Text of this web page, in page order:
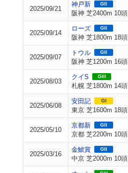
2025/09/21
神戸新 GII
阪神 芝2400m 10頭
2025/09/14
ローズ GII
阪神 芝1800m 18頭
2025/09/07
トウル GII
阪神 芝1200m 16頭
2025/08/03
クイS GIII
札幌 芝1800m 14頭
2025/06/08
安田記 GI
東京 芝1600m 18頭
2025/05/10
京都新 GII
京都 芝2200m 10頭
2025/03/16
金鯱賞 GII
中京 芝2000m 10頭